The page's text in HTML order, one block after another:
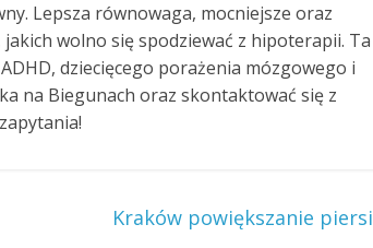
Lepsza równowaga, mocniejsze oraz
wolno się spodziewać z hipoterapii. Ta
dziecięcego porażenia mózgowego i
na Biegunach oraz skontaktować się z
Kraków powiększanie piersi